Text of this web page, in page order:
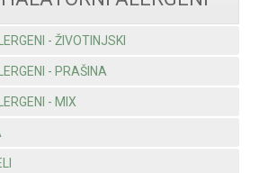
- ŽIVOTINJSKI
- PRAŠINA
- MIX